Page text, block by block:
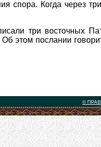
спора. Когда через
три восточных
этом послании
©